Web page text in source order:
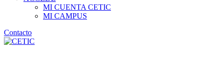
MI CUENTA CETIC
MI CAMPUS
Contacto